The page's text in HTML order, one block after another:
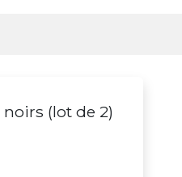
(lot de 2)